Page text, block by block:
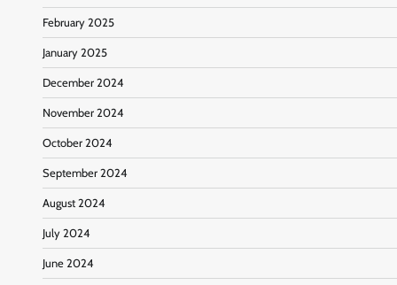
February 2025
January 2025
December 2024
November 2024
October 2024
September 2024
August 2024
July 2024
June 2024